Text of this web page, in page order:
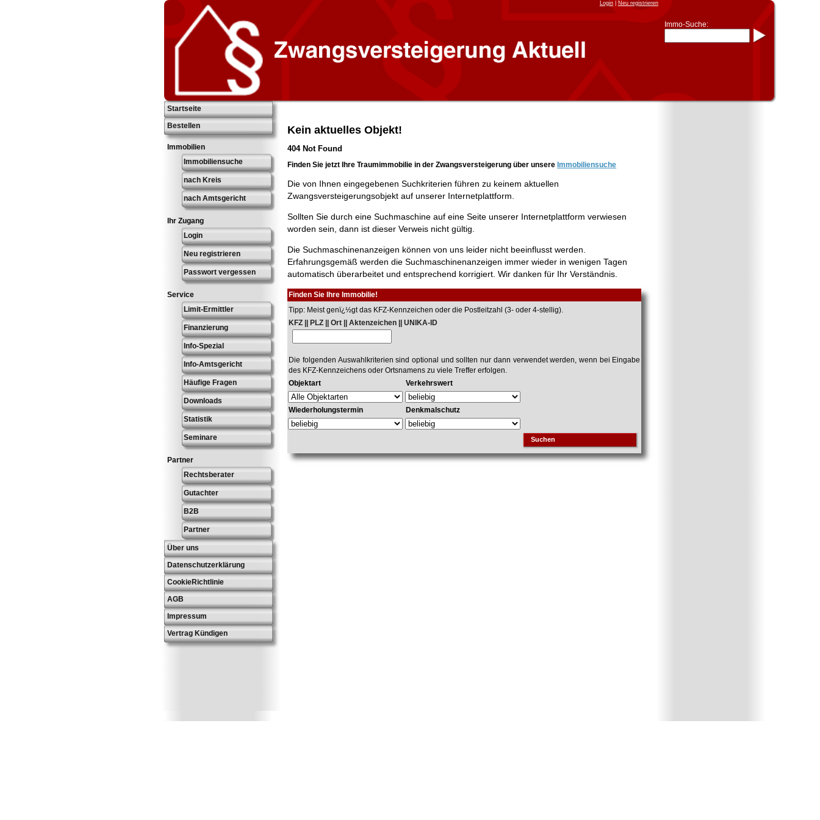
Login| Neu registrieren
Immo-Suche:
Startseite
Bestellen
Immobilien
Immobiliensuche
nach Kreis
nach Amtsgericht
Ihr Zugang
Login
Neu registrieren
Passwort vergessen
Service
Limit-Ermittler
Finanzierung
Info-Spezial
Info-Amtsgericht
Häufige Fragen
Downloads
Statistik
Seminare
Partner
Rechtsberater
Gutachter
B2B
Partner
Über uns
Datenschutzerklärung
CookieRichtlinie
AGB
Impressum
Vertrag Kündigen
Kein aktuelles Objekt!
404 Not Found
Finden Sie jetzt Ihre Traumimmobilie in der Zwangsversteigerung über unsereImmobiliensuche
Die von Ihnen eingegebenen Suchkriterien führen zu keinem aktuellen
Zwangsversteigerungsobjekt auf unserer Internetplattform.
Sollten Sie durch eine Suchmaschine auf eine Seite unserer Internetplattform verwiesen
worden sein, dann ist dieser Verweis nicht gültig.
Die Suchmaschinenanzeigen können von uns leider nicht beeinflusst werden.
Erfahrungsgemäß werden die Suchmaschinenanzeigen immer wieder in wenigen Tagen
automatisch überarbeitet und entsprechend korrigiert. Wir danken für Ihr Verständnis.
Finden Sie Ihre Immobilie!
Tipp: Meist genï¿½gt das KFZ-Kennzeichen oder die Postleitzahl (3- oder 4-stellig).
KFZ || PLZ || Ort || Aktenzeichen || UNIKA-ID
Die folgenden Auswahlkriterien sind optional und sollten nur dann verwendet werden, wenn bei Eingabe
des KFZ-Kennzeichens oder Ortsnamens zu viele Treffer erfolgen.
Objektart
Verkehrswert
Wiederholungstermin Denkmalschutz
Suchen